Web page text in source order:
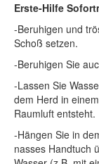
Erste-Hilfe
-Beruhigen und
Schoß setzen.
-Beruhigen Sie
-Lassen Sie
dem Herd in
Raumluft entsteht.
-Hängen Sie in
nasses Handtuch